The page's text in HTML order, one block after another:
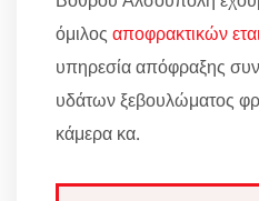
όμιλος αποφρακτικών
υπηρεσία απόφραξης
υδάτων ξεβουλώματος
κάμερα κα.